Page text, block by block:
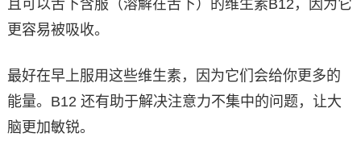
且可以舌下含服（溶解在舌下）的维生素B12，因为它
更容易被吸收。
最好在早上服用这些维生素，因为它们会给你更多的
能量。B12 还有助于解决注意力不集中的问题，让大
脑更加敏锐。